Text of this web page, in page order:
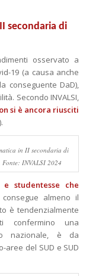
secondaria di
osservato a
19 (a causa anche
conseguente DaD),
Secondo INVALSI,
si è ancora riusciti
in II secondaria di
INVALSI 2024
studentesse che
consegue almeno il
è tendenzialmente
confermino una
nazionale, è da
aree del SUD e SUD